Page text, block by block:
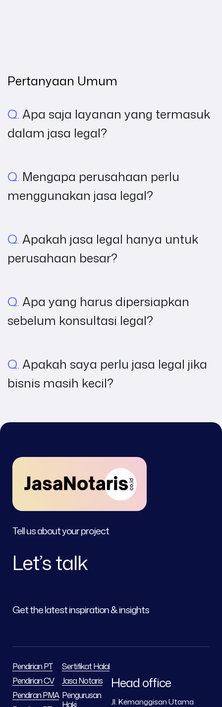
Pertanyaan Umum
Q. Apa saja layanan yang termasuk
dalam jasa legal?
Q. Mengapa perusahaan perlu
menggunakan jasa legal?
Q. Apakah jasa legal hanya untuk
perusahaan besar?
Q. Apa yang harus dipersiapkan
sebelum konsultasi legal?
Q. Apakah saya perlu jasa legal jika
bisnis masih kecil?
Tell us about your project
Let’s talk
Get the latest inspiration & insights
Pendirian PT
Pendirian CV
Pendiran PMA
Sertifikat Halal
Jasa Notaris
Pengurusan
Haki
Head office
Jl. Kemanggisan Utama